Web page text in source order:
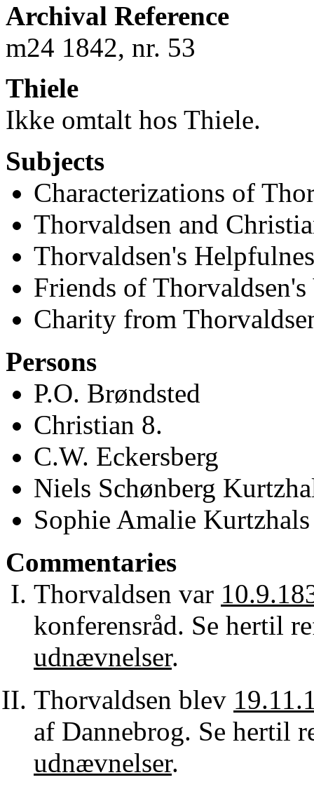
Archival Reference
m24 1842, nr. 53
Thiele
Ikke omtalt hos Thiele.
Subjects
Characterizations of
Thorvaldsen and
Thorvaldsen's
Friends of
Charity from
Persons
P.O. Brøndsted
Christian 8.
C.W. Eckersberg
Niels Schønberg
Sophie Amalie Kurtzhals
Commentaries
Thorvaldsen var
konferensråd. Se hertil
udnævnelser.
Thorvaldsen blev
af Dannebrog. Se hertil
udnævnelser.